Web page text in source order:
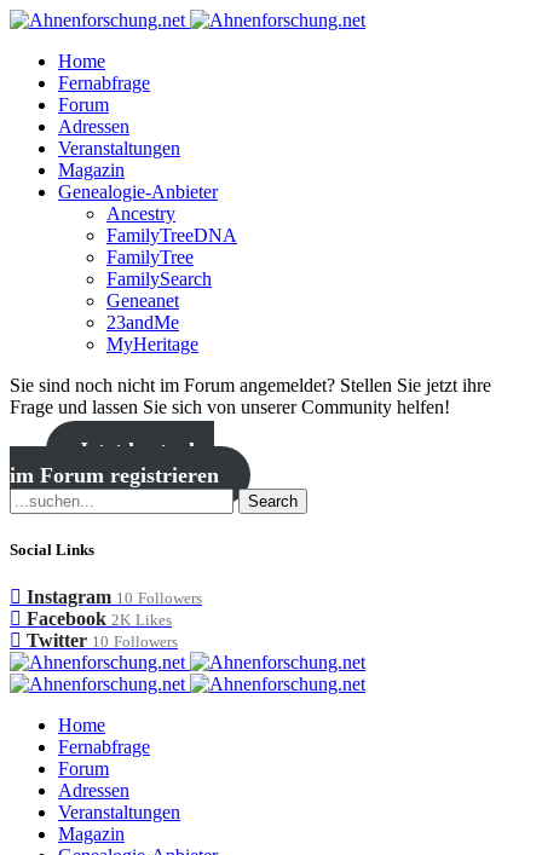
Home
Fernabfrage
Forum
Adressen
Veranstaltungen
Magazin
Genealogie-Anbieter
Ancestry
FamilyTreeDNA
FamilyTree
FamilySearch
Geneanet
23andMe
MyHeritage
Sie sind noch nicht im Forum angemeldet? Stellen Sie jetzt ihre
Frage und lassen Sie sich von unserer Community helfen!
Jetzt kostenlos
im Forum registrieren
Search
Social Links
Instagram 10 Followers
Facebook 2K Likes
Twitter 10 Followers
Home
Fernabfrage
Forum
Adressen
Veranstaltungen
Magazin